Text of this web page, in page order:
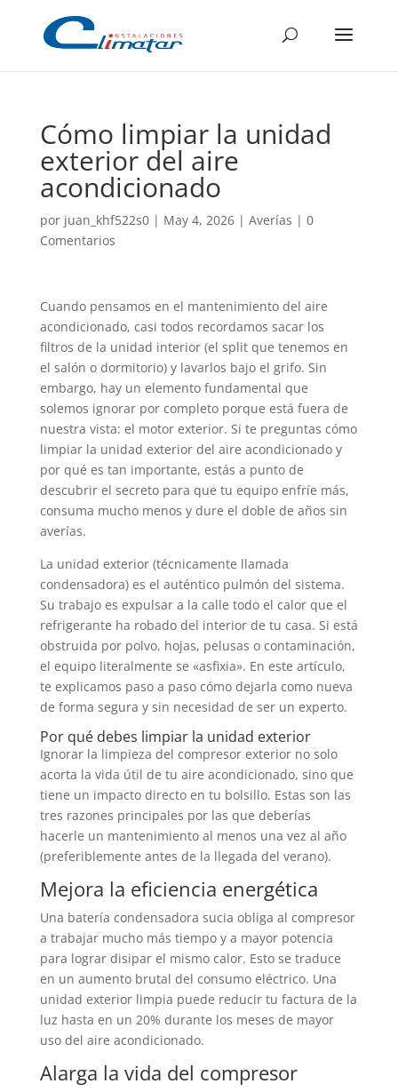
Cómo limpiar la unidad
exterior del aire
acondicionado
por juan_khf522s0| May 4, 2026| Averías | 0
Comentarios
Cuando pensamos en el mantenimiento del aire
acondicionado, casi todos recordamos sacar los
filtros de la unidad interior (el split que tenemos en
el salón o dormitorio) y lavarlos bajo el grifo. Sin
embargo, hay un elemento fundamental que
solemos ignorar por completo porque está fuera de
nuestra vista: el motor exterior. Si te preguntas cómo
limpiar la unidad exterior del aire acondicionado y
por qué es tan importante, estás a punto de
descubrir el secreto para que tu equipo enfríe más,
consuma mucho menos y dure el doble de años sin
averías.
La unidad exterior (técnicamente llamada
condensadora) es el auténtico pulmón del sistema.
Su trabajo es expulsar a la calle todo el calor que el
refrigerante ha robado del interior de tu casa. Si está
obstruida por polvo, hojas, pelusas o contaminación,
el equipo literalmente se «asfixia». En este artículo,
te explicamos paso a paso cómo dejarla como nueva
de forma segura y sin necesidad de ser un experto.
Por qué debes limpiar la unidad exterior
Ignorar la limpieza del compresor exterior no solo
acorta la vida útil de tu aire acondicionado, sino que
tiene un impacto directo en tu bolsillo. Estas son las
tres razones principales por las que deberías
hacerle un mantenimiento al menos una vez al año
(preferiblemente antes de la llegada del verano).
Mejora la eficiencia energética
Una batería condensadora sucia obliga al compresor
a trabajar mucho más tiempo y a mayor potencia
para lograr disipar el mismo calor. Esto se traduce
en un aumento brutal del consumo eléctrico. Una
unidad exterior limpia puede reducir tu factura de la
luz hasta en un 20% durante los meses de mayor
uso del aire acondicionado.
Alarga la vida del compresor